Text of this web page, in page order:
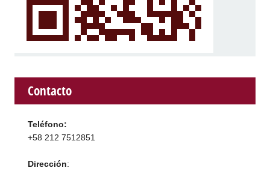
Contacto
Teléfono:
+58 212 7512851
Dirección: